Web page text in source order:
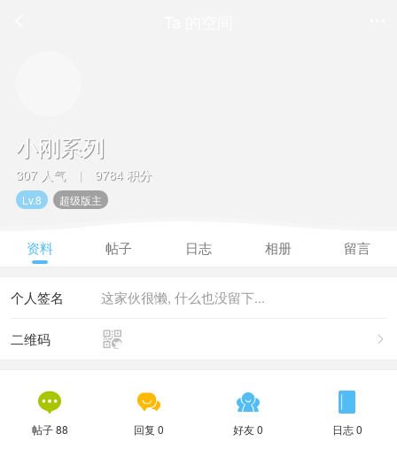
小刚系列
307 人气 | 9784 积分
Lv.8 超级版主
资料 帖子 日志 相册 留言
这家伙很懒, 什么也没留下...
个人签名


二维码

帖子 88

回复 0

好友 0

日志 0